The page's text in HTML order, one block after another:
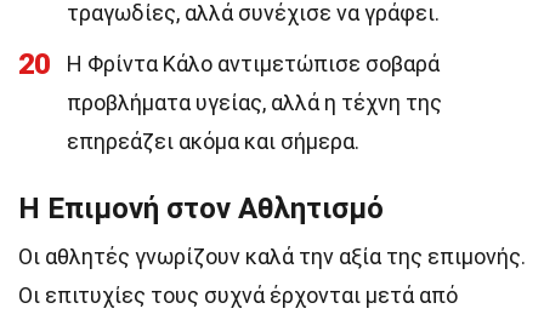
τραγωδίες, αλλά συνέχισε να γράφει.
20
Η Φρίντα Κάλο αντιμετώπισε σοβαρά
προβλήματα υγείας, αλλά η τέχνη της
επηρεάζει ακόμα και σήμερα.
Η Επιμονή στον Αθλητισμό
Οι αθλητές γνωρίζουν καλά την αξία της επιμονής.
Οι επιτυχίες τους συχνά έρχονται μετά από